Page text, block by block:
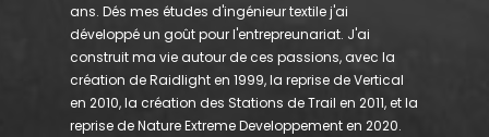
ans. Dés mes études d'ingénieur textile j'ai
développé un goût pour l'entrepreunariat. J'ai
construit ma vie autour de ces passions, avec la
création de Raidlight en 1999, la reprise de Vertical
en 2010, la création des Stations de Trail en 2011, et la
reprise de Nature Extreme Developpement en 2020.